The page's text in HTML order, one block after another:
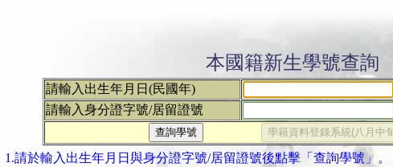
本國籍新生學號查詢
請輸入出生年月日(民國年)
請輸入身分證字號/居留證號
1.請於輸入出生年月日與身分證字號/居留證號後點擊「查詢學號」。